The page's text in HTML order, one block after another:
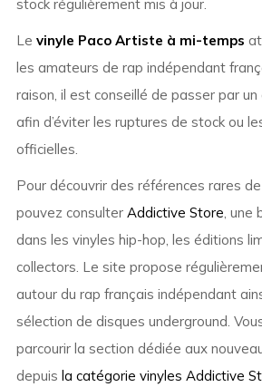
stock régulièrement mis à jour.
Le vinyle Paco Artiste à mi-temps
les amateurs de rap indépendant
raison, il est conseillé de passer par un
afin d’éviter les ruptures de stock ou
officielles.
Pour découvrir des références rares
pouvez consulter Addictive Store, une
dans les vinyles hip-hop, les éditions
collectors. Le site propose
autour du rap français indépendant
sélection de disques underground.
parcourir la section dédiée aux
depuis la catégorie vinyles Addictive